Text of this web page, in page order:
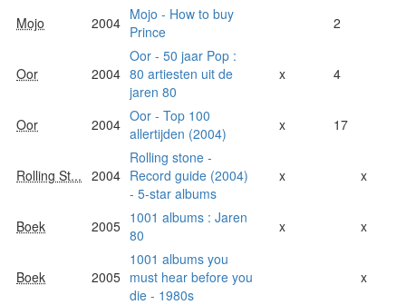
Mojo 2004 Mojo - How to buy
Prince
2
Oor 2004
Oor - 50 jaar Pop :
80 artiesten uit de
jaren 80
x 4
Oor 2004 Oor - Top 100
allertijden (2004)
x 17
Rolling St... 2004
Rolling stone -
Record guide (2004)
- 5-star albums
x x
Boek 2005 1001 albums : Jaren
80
x x
Boek 2005
1001 albums you
must hear before you
die - 1980s
x